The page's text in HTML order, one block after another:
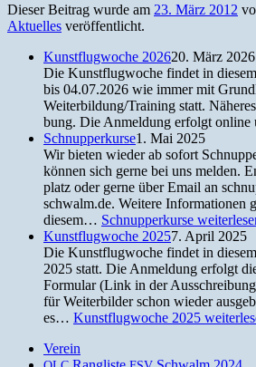
Dieser Beitrag wurde am 23. März 2012
Aktuelles veröffentlicht.
Kunstflugwoche 202620. März 2026
Die Kun­st­flug­woche find­et in
bis 04.07.2026 wie immer mit
Weiterbildung/Training statt.
bung. Die Anmel­dung erfol­gt online
Schnupperkurse1. Mai 2025
Wir bieten wieder ab sofort
kön­nen sich gerne bei uns melden.
platz oder gerne über Email an
schwalm.de. Weit­ere Infor­ma­tio­nen
diesem… Schnupperkurse
Kunstflugwoche 20257. April 2025
Die Kun­st­flug­woche find­et in
2025 statt. Die Anmel­dung erfol­gt
For­mu­lar (Link in der
für Weit­er­bilder schon wieder
es… Kunstflugwoche 2025
Verein